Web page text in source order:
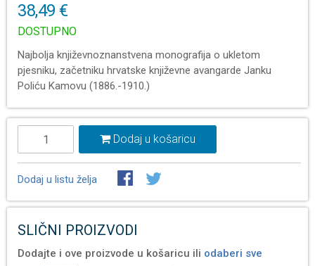
38,49 €
DOSTUPNO
Najbolja književnoznanstvena monografija o ukletom
pjesniku, začetniku hrvatske književne avangarde Janku
Poliću Kamovu (1886.-1910.)
Dodaj u košaricu
Dodaj u listu želja
SLIČNI PROIZVODI
Dodajte i ove proizvode u košaricu ili odaberi sve